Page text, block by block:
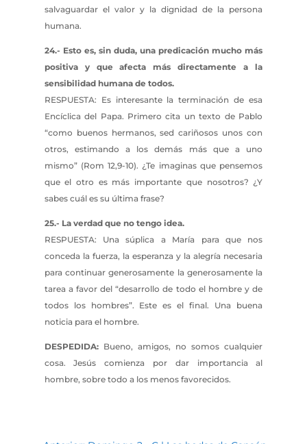
salvaguardar el valor y la dignidad de la persona
humana.
24.- Esto es, sin duda, una predicación mucho más
positiva y que afecta más directamente a la
sensibilidad humana de todos.
RESPUESTA: Es interesante la terminación de esa
Encíclica del Papa. Primero cita un texto de Pablo
“como buenos hermanos, sed cariñosos unos con
otros, estimando a los demás más que a uno
mismo” (Rom 12,9-10). ¿Te imaginas que pensemos
que el otro es más importante que nosotros? ¿Y
sabes cuál es su última frase?
25.- La verdad que no tengo idea.
RESPUESTA: Una súplica a María para que nos
conceda la fuerza, la esperanza y la alegría necesaria
para continuar generosamente la generosamente la
tarea a favor del “desarrollo de todo el hombre y de
todos los hombres”. Este es el final. Una buena
noticia para el hombre.
DESPEDIDA:Bueno, amigos, no somos cualquier
cosa. Jesús comienza por dar importancia al
hombre, sobre todo a los menos favorecidos.